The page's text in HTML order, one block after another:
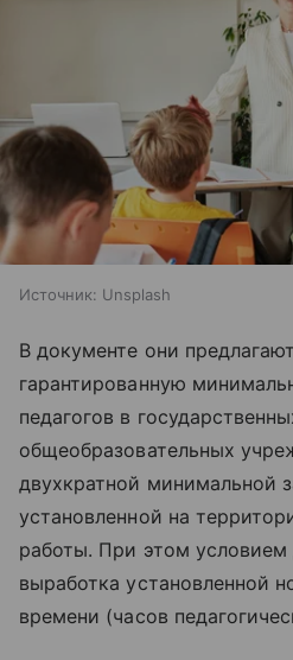
Источник: Unsplash
В документе они
гарантированную
педагогов в
общеобразовательных
двухкратной минимальной
установленной на
работы. При этом условием
выработка установленной
времени (часов